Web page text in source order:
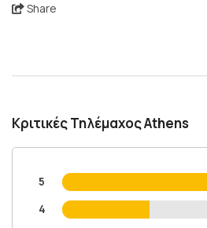
Share
Κριτικές Τηλέμαχος Athens
5
4